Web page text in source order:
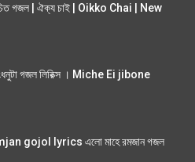
গজল | ঐক্য চাই | Oikko Chai | New
গজল লিরিক্স । Miche Ei jibone
gojol lyrics এলো মাহে রমজান গজল